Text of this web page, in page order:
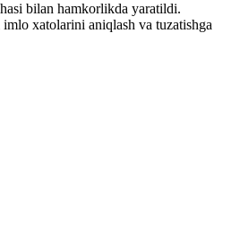
bilan hamkorlikda yaratildi.
xatolarini aniqlash va tuzatishga